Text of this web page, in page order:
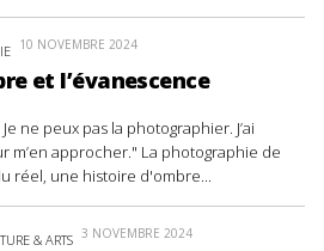
10 NOVEMBRE 2024
et l’évanescence
ne peux pas la photographier. J’ai
m’en approcher." La photographie de
réel, une histoire d'ombre...
& ARTS 3 NOVEMBRE 2024